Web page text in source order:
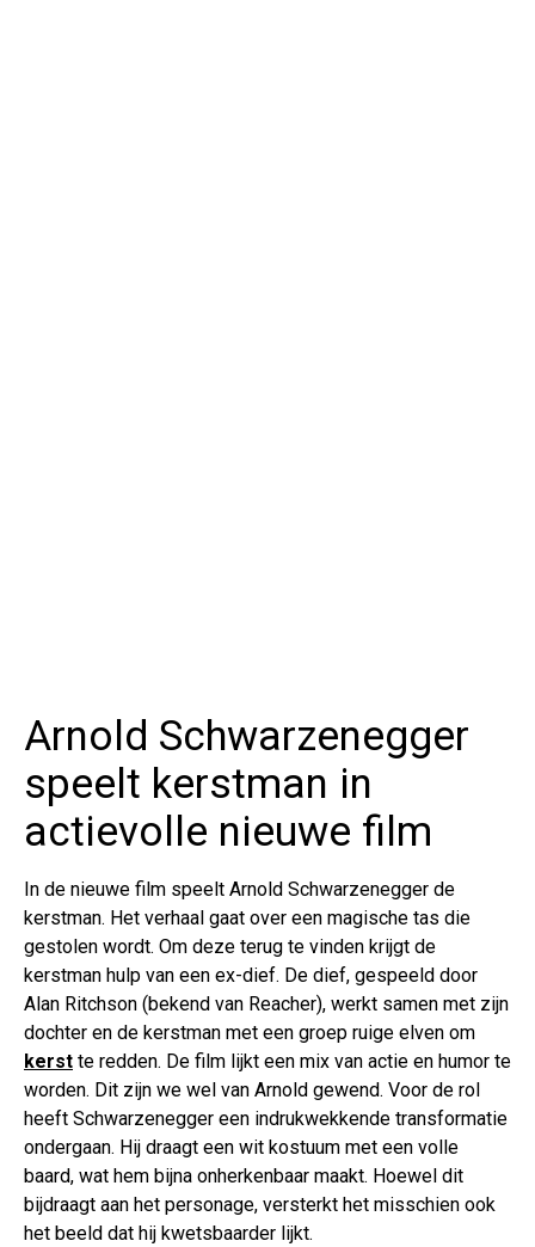
Arnold Schwarzenegger
speelt kerstman in
actievolle nieuwe film
In de nieuwe film speelt Arnold Schwarzenegger de
kerstman. Het verhaal gaat over een magische tas die
gestolen wordt. Om deze terug te vinden krijgt de
kerstman hulp van een ex-dief. De dief, gespeeld door
Alan Ritchson (bekend van Reacher), werkt samen met zijn
dochter en de kerstman met een groep ruige elven om
kerst te redden. De film lijkt een mix van actie en humor te
worden. Dit zijn we wel van Arnold gewend. Voor de rol
heeft Schwarzenegger een indrukwekkende transformatie
ondergaan. Hij draagt een wit kostuum met een volle
baard, wat hem bijna onherkenbaar maakt. Hoewel dit
bijdraagt aan het personage, versterkt het misschien ook
het beeld dat hij kwetsbaarder lijkt.